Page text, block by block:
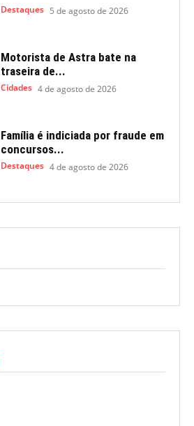
Destaques 5 de agosto de 2026
Motorista de Astra bate na
traseira de...
Cidades 4 de agosto de 2026
Família é indiciada por fraude em
concursos...
Destaques 4 de agosto de 2026